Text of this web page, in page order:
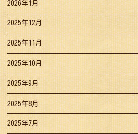
2026年1月
2025年12月
2025年11月
2025年10月
2025年9月
2025年8月
2025年7月